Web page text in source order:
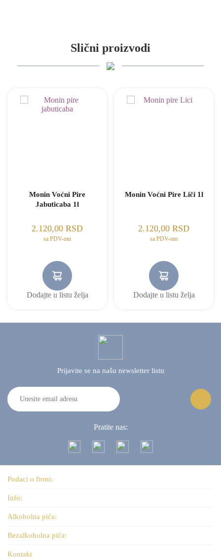
Slični proizvodi
Monin Voćni Pire
Jabuticaba 1l
2.120,00 RSD
sa PDV-om
Dodajte u listu želja
Monin Voćni Pire Liči 1l
2.120,00 RSD
sa PDV-om
Dodajte u listu želja
Prijavite se na našu newsletter listu
Pratite nas:
Podaci o firmi:
Info:
Alkoholna pića:
Bezalkoholna pića:
Kontakt